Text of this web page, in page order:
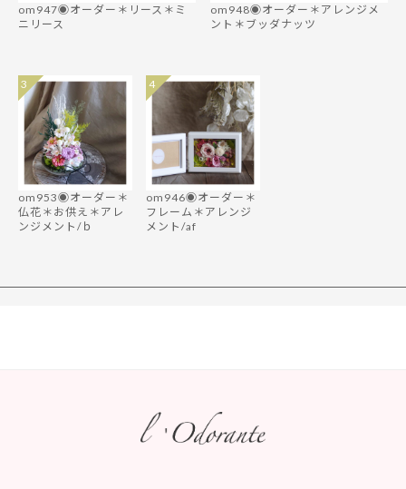
om947◉オーダー＊リース＊ミ
ニリース
om948◉オーダー＊アレンジメ
ント＊ブッダナッツ
om953◉オーダー＊
仏花＊お供え＊アレ
ンジメント/ｂ
3
om946◉オーダー＊
フレーム＊アレンジ
メント/af
4